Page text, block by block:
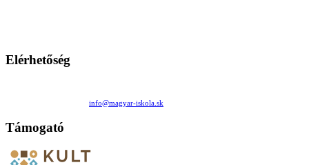
Elérhetőség
info@magyar-iskola.sk
Támogató